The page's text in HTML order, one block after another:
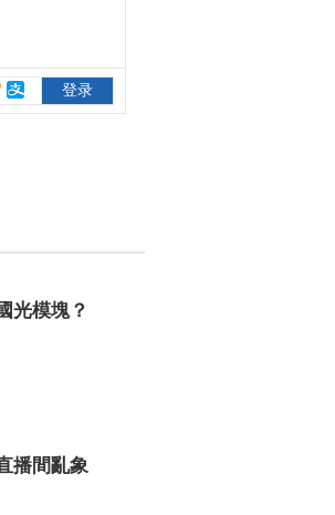
光模塊？
播間亂象